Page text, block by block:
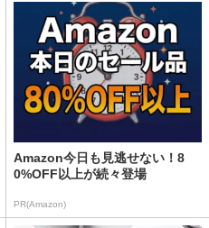
Amazon今日も見逃せない！8
0%OFF以上が続々登場
PR(Amazon)